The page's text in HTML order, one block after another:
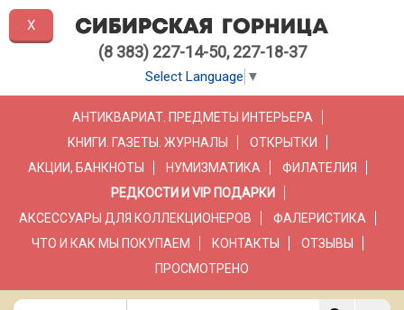
(8 383) 227-14-50, 227-18-37
Select Language ▼
АНТИКВАРИАТ. ПРЕДМЕТЫ ИНТЕРЬЕРА
КНИГИ. ГАЗЕТЫ. ЖУРНАЛЫ
ОТКРЫТКИ
АКЦИИ, БАНКНОТЫ
НУМИЗМАТИКА
ФИЛАТЕЛИЯ
РЕДКОСТИ И VIP ПОДАРКИ
АКСЕССУАРЫ ДЛЯ КОЛЛЕКЦИОНЕРОВ
ФАЛЕРИСТИКА
ЧТО И КАК МЫ ПОКУПАЕМ
КОНТАКТЫ
ОТЗЫВЫ
ПРОСМОТРЕНО
X